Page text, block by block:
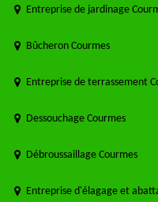
Entreprise de jardinage
Bûcheron Courmes
Entreprise de terrassement
Dessouchage Courmes
Débroussaillage Courmes
Entreprise d'élagage et